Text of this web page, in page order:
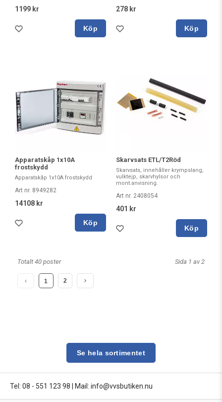
1199 kr
Köp
278 kr
Köp
Apparatskåp 1x10A
frostskydd
Apparatskåp 1x10A frostskydd
Art nr. 8949282
14108 kr
Köp
Skarvsats ETL/T2Röd
Skarvsats, innehåller krympslang,
vulktejp, skarvhylsor och
mont.anvisning.
Art nr. 2408054
401 kr
Köp
Totalt 40 poster Sida 1 av 2
1 2
Se hela sortimentet
Tel: 08 - 551 123 98 Mail: info@vvsbutiken.nu